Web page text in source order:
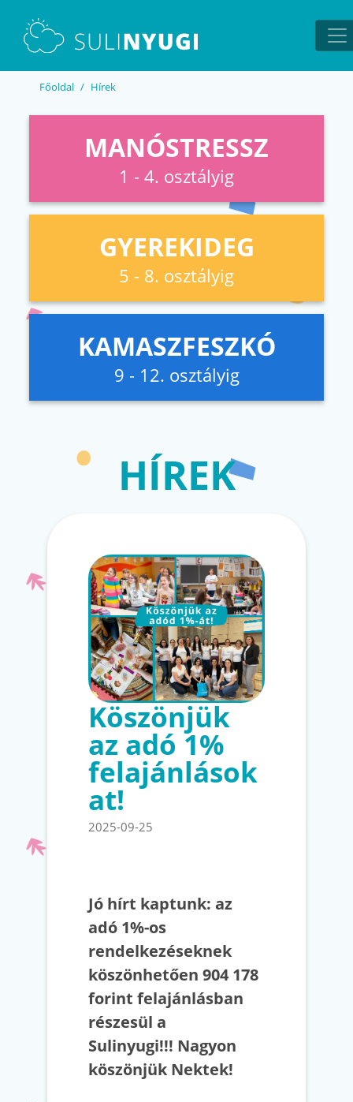
Főoldal Hírek
MANÓSTRESSZ
1 - 4. osztályig
GYEREKIDEG
5 - 8. osztályig
KAMASZFESZKÓ
9 - 12. osztályig
HÍREK
Köszönjük
az adó 1%
felajánlások
at!
2025-09-25
Jó hírt kaptunk: az
adó 1%-os
rendelkezéseknek
köszönhetően 904 178
forint felajánlásban
részesül a
Sulinyugi!!! Nagyon
köszönjük Nektek!